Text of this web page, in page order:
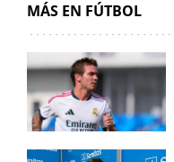
MÁS EN FÚTBOL